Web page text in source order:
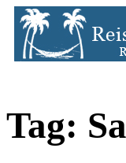
Tag: